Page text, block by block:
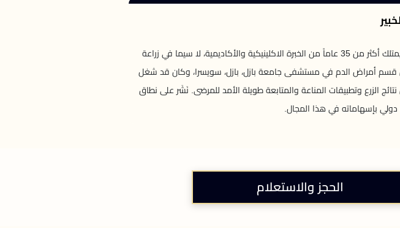
يُعدّ البروفيسور يعقوب آر. باسفيغ من أبرز أخصائي أمراض الدم في سويسرا، حيث يمتلك أكثر من 35 عاماً من الخبرة الاكلينيكية والأكاديمية، لا سيما في زراعة
قسم أمراض الدم في مستشفى جامعة بازل، بازل، سويسرا، وكان قد شغل
الزرع وتطبيقات المناعة والمتابعة طويلة الأمد للمرضى. نَشَر على نطاق
الحجز والاستعلام